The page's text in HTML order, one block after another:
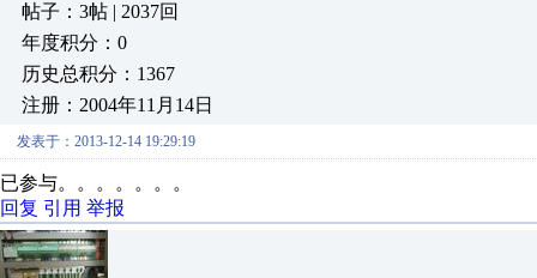
帖子：3帖 | 2037回
年度积分：0
历史总积分：1367
注册：2004年11月14日
发表于：2013-12-14 19:29:19
已参与。。。。。。。
回复 引用 举报